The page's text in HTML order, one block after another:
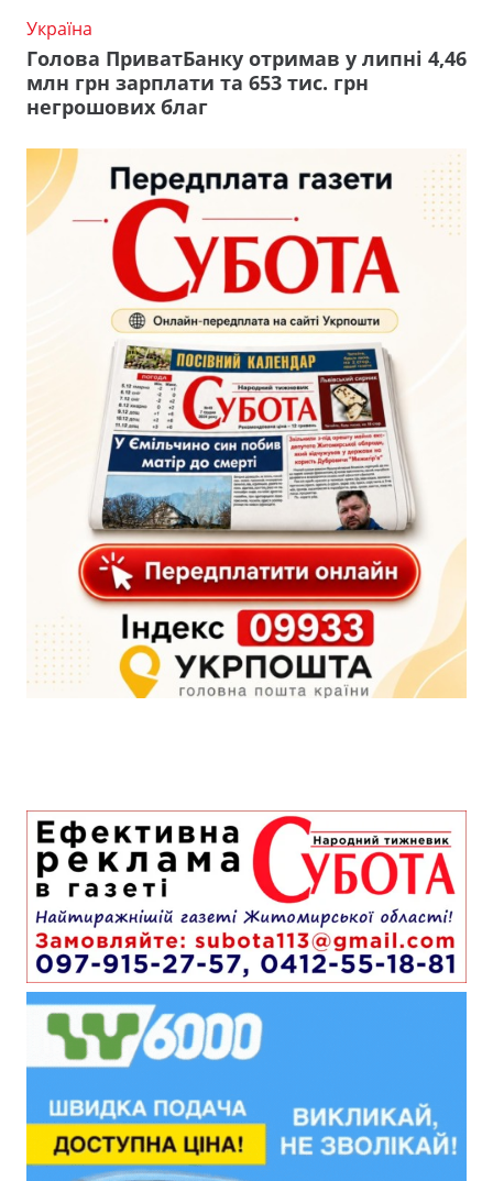
Україна
Голова ПриватБанку отримав у липні 4,46
млн грн зарплати та 653 тис. грн
негрошових благ